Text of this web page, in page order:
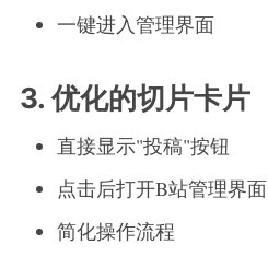
一键进入管理界面
3. 优化的切片卡片
直接显示"投稿"按钮
点击后打开B站管理界面
简化操作流程